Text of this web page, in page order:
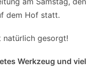
dem Hof statt.
natürlich gesorgt!
Werkzeug und viel